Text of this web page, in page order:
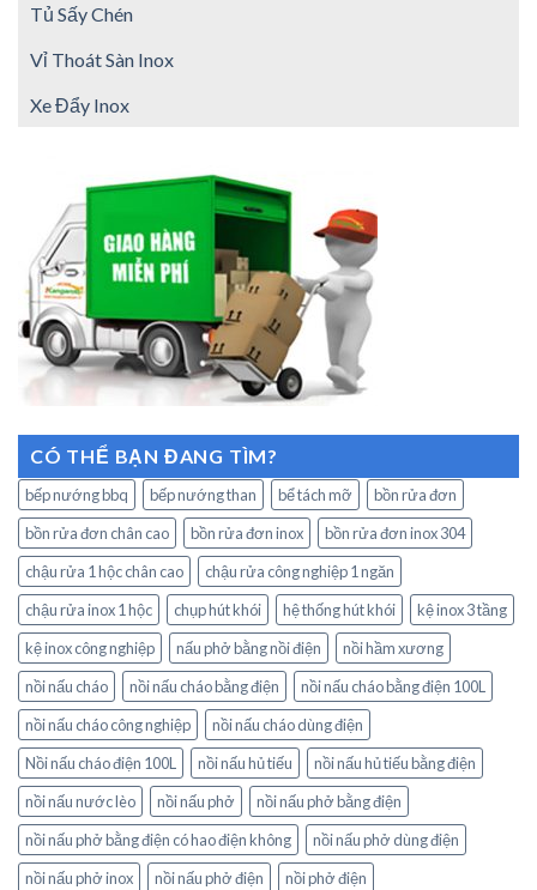
Tủ Sấy Chén
Vỉ Thoát Sàn Inox
Xe Đẩy Inox
CÓ THỂ BẠN ĐANG TÌM?
bếp nướng bbq bếp nướng than bể tách mỡ
bồn rửa đơn
bồn rửa đơn chân cao
bồn rửa đơn inox
bồn rửa đơn inox 304
chậu rửa 1 hộc chân cao
chậu rửa công nghiệp 1 ngăn
chậu rửa inox 1 hộc
chụp hút khói hệ thống hút khói
kệ inox 3 tầng
kệ inox công nghiệp
nấu phở bằng nồi điện
nồi hầm xương
nồi nấu cháo
nồi nấu cháo bằng điện
nồi nấu cháo bằng điện 100L
nồi nấu cháo công nghiệp
nồi nấu cháo dùng điện
Nồi nấu cháo điện 100L
nồi nấu hủ tiếu
nồi nấu hủ tiếu bằng điện
nồi nấu nước lèo
nồi nấu phở
nồi nấu phở bằng điện
nồi nấu phở bằng điện có hao điện không
nồi nấu phở dùng điện
nồi nấu phở inox
nồi nấu phở điện
nồi phở điện